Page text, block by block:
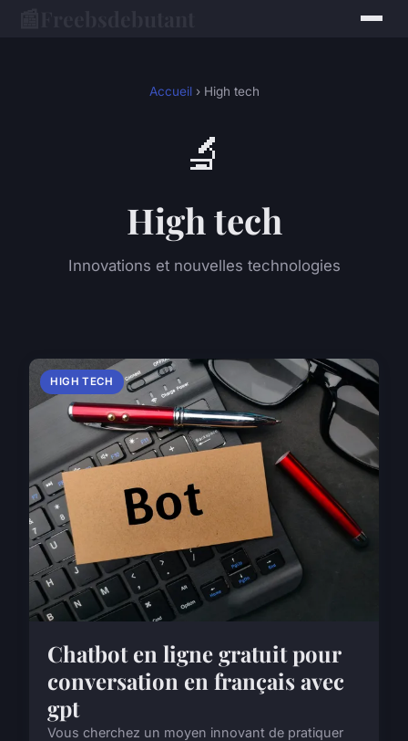
Accueil› High tech
🔬
High tech
Innovations et nouvelles technologies
HIGH TECH
Chatbot en ligne gratuit pour
conversation en français avec
gpt
Vous cherchez un moyen innovant de pratiquer